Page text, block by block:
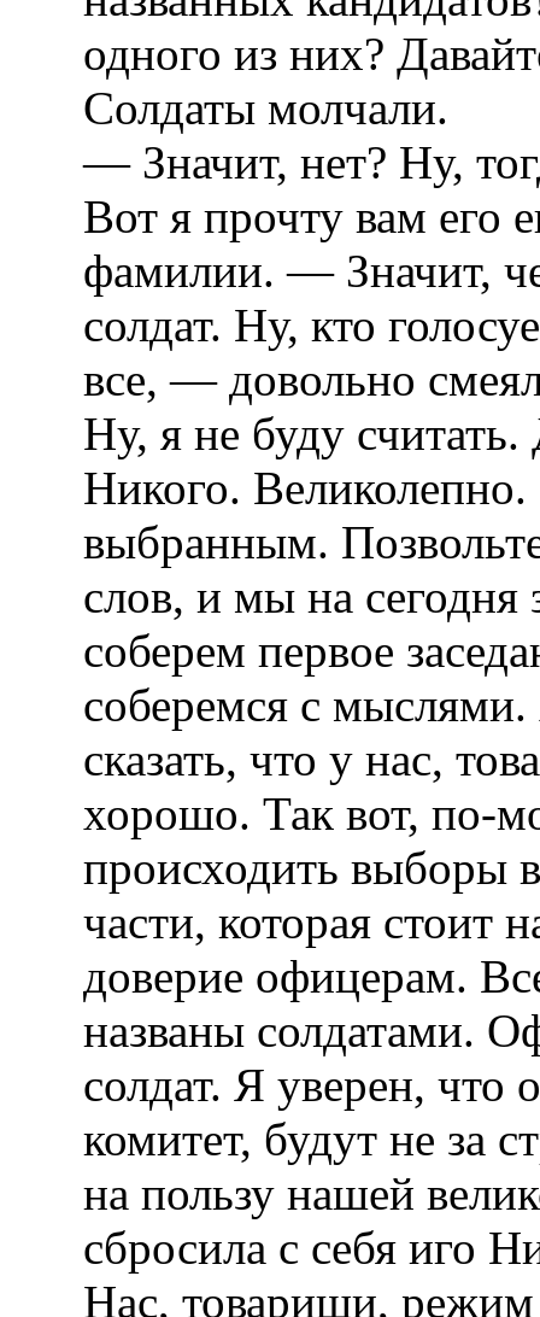
одного из них?
Солдаты молчали.
— Значит, нет? Ну,
Вот я прочту вам его
фамилии. — Значит,
солдат. Ну, кто
все, — довольно
Ну, я не буду
Никого. Великолепно.
выбранным.
слов, и мы на сегодня
соберем первое
соберемся с мыслями.
сказать, что у нас,
хорошо. Так вот, по-
происходить выборы
части, которая стоит
доверие офицерам.
названы солдатами.
солдат. Я уверен,
комитет, будут не за
на пользу нашей
сбросила с себя иго
Нас, товарищи, режим